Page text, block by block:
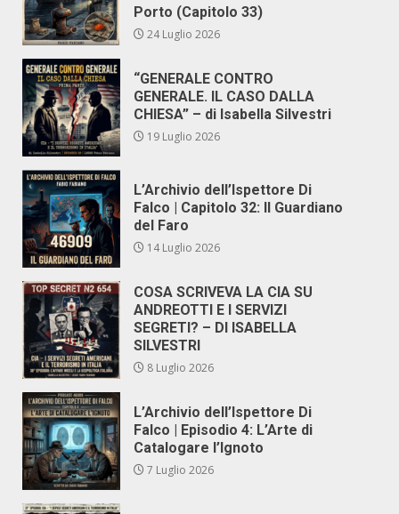
Porto (Capitolo 33)
24 Luglio 2026
“GENERALE CONTRO
GENERALE. IL CASO DALLA
CHIESA” – di Isabella Silvestri
19 Luglio 2026
L’Archivio dell’Ispettore Di
Falco | Capitolo 32: Il Guardiano
del Faro
14 Luglio 2026
COSA SCRIVEVA LA CIA SU
ANDREOTTI E I SERVIZI
SEGRETI? – DI ISABELLA
SILVESTRI
8 Luglio 2026
L’Archivio dell’Ispettore Di
Falco | Episodio 4: L’Arte di
Catalogare l’Ignoto
7 Luglio 2026